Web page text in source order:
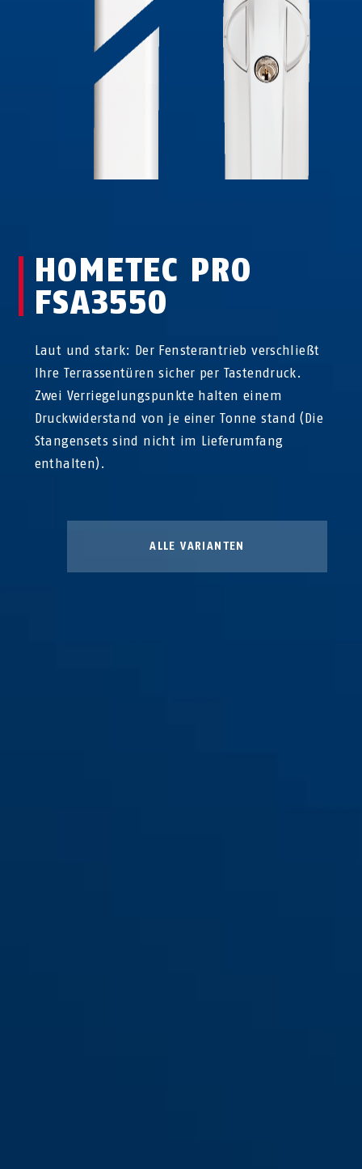
HOMETEC PRO
FSA3550
Laut und stark: Der Fensterantrieb verschließt
Ihre Terrassentüren sicher per Tastendruck.
Zwei Verriegelungspunkte halten einem
Druckwiderstand von je einer Tonne stand (Die
Stangensets sind nicht im Lieferumfang
enthalten).
ALLE VARIANTEN